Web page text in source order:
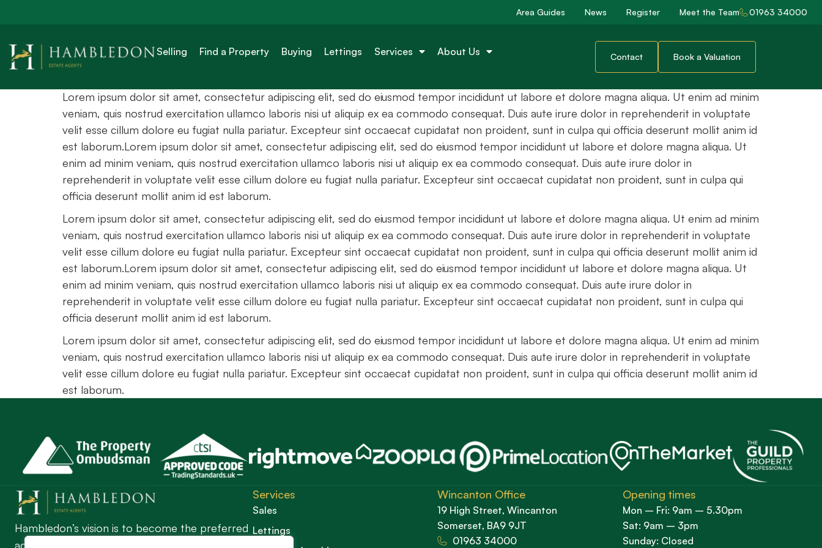
Area Guides News Register Meet the Team 01963 34000
Selling Find a Property Buying Lettings Services About Us Contact Book a Valuation
New government legislation on
commercial property
Lorem ipsum dolor sit amet, consectetur adipiscing elit, sed do eiusmod tempor incididunt ut labore et dolore magna aliqua. Ut enim ad minim
veniam, quis nostrud exercitation ullamco laboris nisi ut aliquip ex ea commodo consequat. Duis aute irure dolor in reprehenderit in voluptate
velit esse cillum dolore eu fugiat nulla pariatur. Excepteur sint occaecat cupidatat non proident, sunt in culpa qui officia deserunt mollit anim id
est laborum.Lorem ipsum dolor sit amet, consectetur adipiscing elit, sed do eiusmod tempor incididunt ut labore et dolore magna aliqua. Ut
enim ad minim veniam, quis nostrud exercitation ullamco laboris nisi ut aliquip ex ea commodo consequat. Duis aute irure dolor in
reprehenderit in voluptate velit esse cillum dolore eu fugiat nulla pariatur. Excepteur sint occaecat cupidatat non proident, sunt in culpa qui
officia deserunt mollit anim id est laborum.
Lorem ipsum dolor sit amet, consectetur adipiscing elit, sed do eiusmod tempor incididunt ut labore et dolore magna aliqua. Ut enim ad minim
veniam, quis nostrud exercitation ullamco laboris nisi ut aliquip ex ea commodo consequat. Duis aute irure dolor in reprehenderit in voluptate
velit esse cillum dolore eu fugiat nulla pariatur. Excepteur sint occaecat cupidatat non proident, sunt in culpa qui officia deserunt mollit anim id
est laborum.Lorem ipsum dolor sit amet, consectetur adipiscing elit, sed do eiusmod tempor incididunt ut labore et dolore magna aliqua. Ut
enim ad minim veniam, quis nostrud exercitation ullamco laboris nisi ut aliquip ex ea commodo consequat. Duis aute irure dolor in
reprehenderit in voluptate velit esse cillum dolore eu fugiat nulla pariatur. Excepteur sint occaecat cupidatat non proident, sunt in culpa qui
officia deserunt mollit anim id est laborum.
Lorem ipsum dolor sit amet, consectetur adipiscing elit, sed do eiusmod tempor incididunt ut labore et dolore magna aliqua. Ut enim ad minim
veniam, quis nostrud exercitation ullamco laboris nisi ut aliquip ex ea commodo consequat. Duis aute irure dolor in reprehenderit in voluptate
velit esse cillum dolore eu fugiat nulla pariatur. Excepteur sint occaecat cupidatat non proident, sunt in culpa qui officia deserunt mollit anim id
est laborum.
Hambledon’s vision is to become the preferred
agent for anyone undertaking a property
Services
Sales
Lettings
Wincanton Office
19 High Street, Wincanton
Somerset, BA9 9JT
01963 34000
Opening times
Mon – Fri: 9am – 5.30pm
Sat: 9am – 3pm
Sunday: Closed